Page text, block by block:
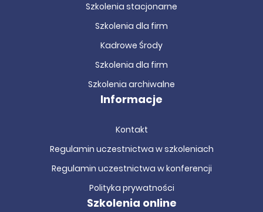
Szkolenia stacjonarne
Szkolenia dla firm
Kadrowe Środy
Szkolenia dla firm
Szkolenia archiwalne
Informacje
Kontakt
Regulamin uczestnictwa w szkoleniach
Regulamin uczestnictwa w konferencji
Polityka prywatności
Szkolenia online